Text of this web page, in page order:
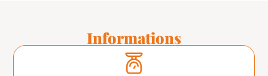
Informations